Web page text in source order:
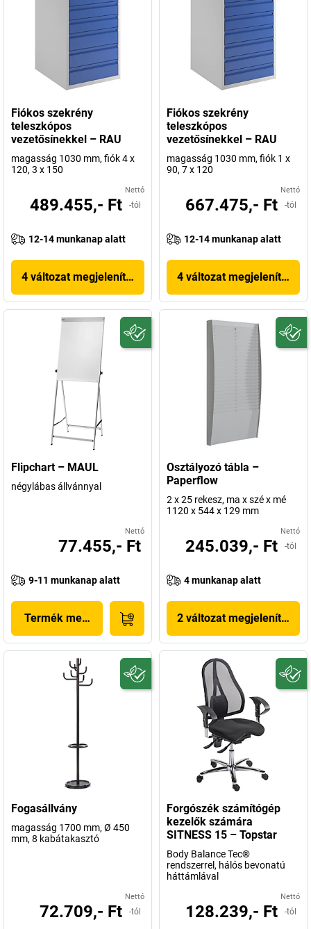
Fiókos szekrény
teleszkópos
vezetősínekkel – RAU
magasság 1030 mm, fiók 4 x
120, 3 x 150
Nettó
489.455,- Ft -tól
12-14 munkanap alatt
4 változat megjelenítése
Fiókos szekrény
teleszkópos
vezetősínekkel – RAU
magasság 1030 mm, fiók 1 x
90, 7 x 120
Nettó
667.475,- Ft -tól
12-14 munkanap alatt
4 változat megjelenítése
Flipchart – MAUL
négylábas állvánnyal
Nettó
77.455,- Ft
9-11 munkanap alatt
Termék megjelenítése
Osztályozó tábla –
Paperflow
2 x 25 rekesz, ma x szé x mé
1120 x 544 x 129 mm
Nettó
245.039,- Ft -tól
4 munkanap alatt
2 változat megjelenítése
Fogasállvány
magasság 1700 mm, Ø 450
mm, 8 kabátakasztó
Nettó
72.709,- Ft -tól
Forgószék számítógép
kezelők számára
SITNESS 15 – Topstar
Body Balance Tec®
rendszerrel, hálós bevonatú
háttámlával
Nettó
128.239,- Ft -tól